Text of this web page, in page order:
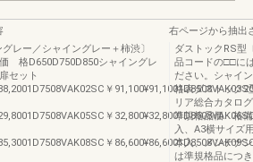
レー／シャイングレー＋柿渋〕
格D650D750D850シャイングレ
セット
￥
￥
￥
右ページから抽出
ダストックRS型
品コードの□□に
ださい。シャイ
格表ダストック2
リア総合カタロ
準規格品価 格
入、A3横サイズ
本入、メンテナ
は準規格品につ